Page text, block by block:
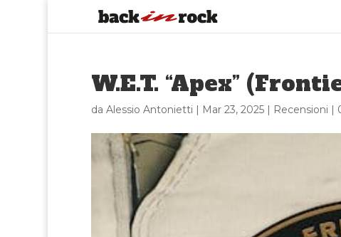
W.E.T. “Apex”
da Alessio Antonietti | Mar 23, 2025| Recensioni |